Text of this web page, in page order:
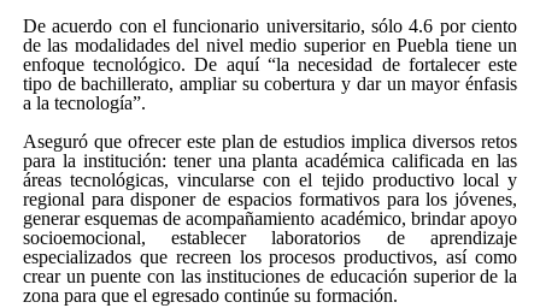
De acuerdo con el funcionario universitario, sólo 4.6 por ciento
de las modalidades del nivel medio superior en Puebla tiene un
enfoque tecnológico. De aquí “la necesidad de fortalecer este
tipo de bachillerato, ampliar su cobertura y dar un mayor énfasis
a la tecnología”.
Aseguró que ofrecer este plan de estudios implica diversos retos
para la institución: tener una planta académica calificada en las
áreas tecnológicas, vincularse con el tejido productivo local y
regional para disponer de espacios formativos para los jóvenes,
generar esquemas de acompañamiento académico, brindar apoyo
socioemocional, establecer laboratorios de aprendizaje
especializados que recreen los procesos productivos, así como
crear un puente con las instituciones de educación superior de la
zona para que el egresado continúe su formación.